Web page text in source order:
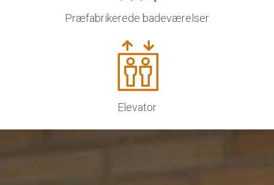
Præfabrikerede badeværelser
Elevator